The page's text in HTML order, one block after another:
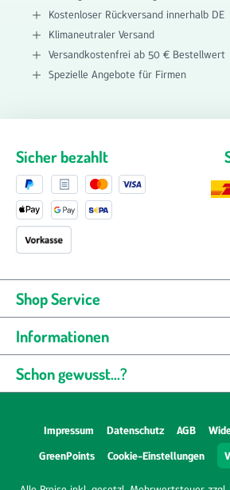
Kostenloser Rückversand innerhalb DE
Klimaneutraler Versand
Versandkostenfrei ab 50 € Bestellwert
Spezielle Angebote für Firmen
Sicher bezahlt
Shop Service
Informationen
Schon gewusst...?
Impressum Datenschutz AGB
GreenPoints
Cookie-Einstellungen